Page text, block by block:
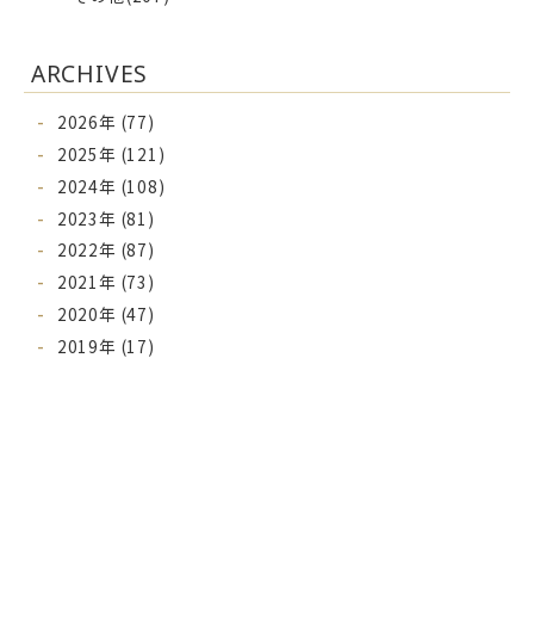
ARCHIVES
2026年 (77)
2025年 (121)
2024年 (108)
2023年 (81)
2022年 (87)
2021年 (73)
2020年 (47)
2019年 (17)